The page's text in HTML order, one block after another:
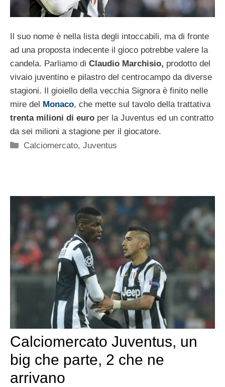
Il suo nome è nella lista degli intoccabili, ma di fronte
ad una proposta indecente il gioco potrebbe valere la
candela. Parliamo di Claudio Marchisio, prodotto del
vivaio juventino e pilastro del centrocampo da diverse
stagioni. Il gioiello della vecchia Signora è finito nelle
mire del Monaco, che mette sul tavolo della trattativa
trenta milioni di euro per la Juventus ed un contratto
da sei milioni a stagione per il giocatore.
Categorie
Calciomercato,Juventus
Calciomercato Juventus, un
big che parte, 2 che ne
arrivano